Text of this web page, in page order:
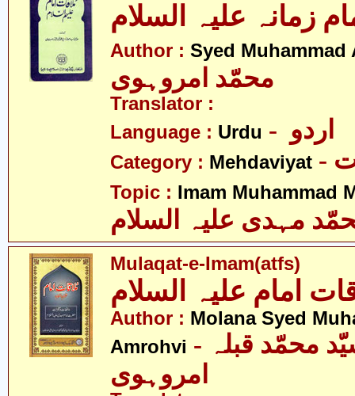
زمانہ علیہ السلام
Author : Syed Muhammad
محمّد امروہوی
Translator :
Language : Urdu
Category : Mehdaviyat
Topic : Imam Muhammad
مہدی علیہ السلام
Mulaqat-e-Imam(atfs)
امام علیہ السلام
Author : Molana Syed
Amrohvi - مولانا سیّد محمّد قبلہ
امروہوی